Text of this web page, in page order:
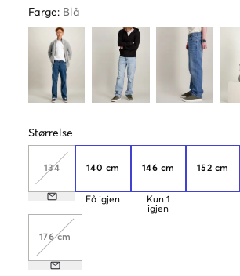
Farge: Blå
Størrelse
134 140 cm
Få igjen
146 cm
Kun 1
igjen
152 cm
176 cm